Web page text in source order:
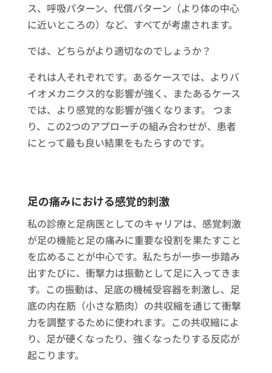
ス、呼吸パターン、代償パターン（より体の中心
に近いところの）など、すべてが考慮されます。
では、どちらがより適切なのでしょうか？
それは人それぞれです。あるケースでは、よりバ
イオメカニクス的な影響が強く、またあるケース
では、より感覚的な影響が強くなります。 つま
り、この2つのアプローチの組み合わせが、患者
にとって最も良い結果をもたらすのです。
足の痛みにおける感覚的刺激
私の診療と足病医としてのキャリアは、感覚刺激
が足の機能と足の痛みに重要な役割を果たすこと
を広めることが中心です。私たちが一歩一歩踏み
出すたびに、衝撃力は振動として足に入ってきま
す。この振動は、足底の機械受容器を刺激し、足
底の内在筋（小さな筋肉）の共収縮を通じて衝撃
力を調整するために使われます。この共収縮によ
り、足が硬くなったり、強くなったりする反応が
起こります。